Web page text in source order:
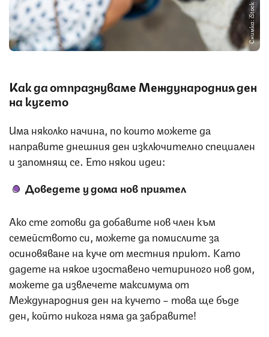
Снимка: iStock
Как да отпразнуваме Международния ден
на кучето
Има няколко начина, по които можете да
направите днешния ден изключително специален
и запомнящ се. Ето някои идеи:
Доведете у дома нов приятел
Ако сте готови да добавите нов член към
семейството си, можете да помислите за
осиновяване на куче от местния приют. Като
дадете на някое изоставено четириного нов дом,
можете да извлечете максимума от
Международния ден на кучето – това ще бъде
ден, който никога няма да забравите!